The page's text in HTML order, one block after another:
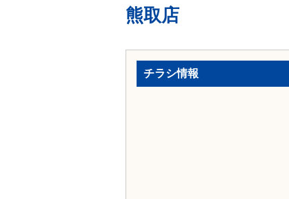
熊取店
チラシ情報